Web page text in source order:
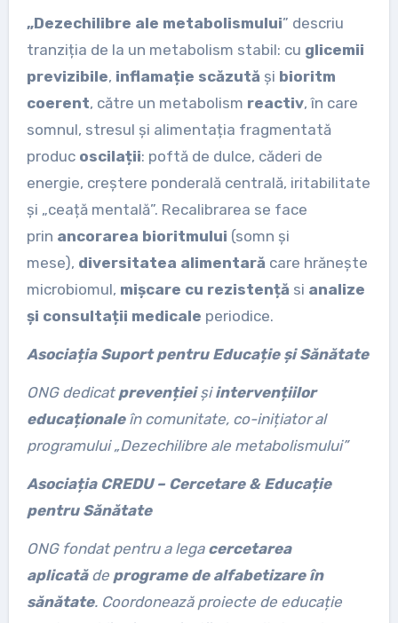
„Dezechilibre ale metabolismului” descriu
tranziția de la un metabolism stabil: cu glicemii
previzibile, inflamație scăzută și bioritm
coerent, către un metabolism reactiv, în care
somnul, stresul și alimentația fragmentată
produc oscilații: poftă de dulce, căderi de
energie, creștere ponderală centrală, iritabilitate
și „ceață mentală”. Recalibrarea se face
prin ancorarea bioritmului (somn și
mese), diversitatea alimentară care hrănește
microbiomul, mișcare cu rezistență si analize
și consultații medicale periodice.
Asociația Suport pentru Educație și Sănătate
ONG dedicat prevențieișiintervențiilor
educaționaleîn comunitate, co-inițiator al
programului „Dezechilibre ale metabolismului”
Asociația CREDU – Cercetare & Educație
pentru Sănătate
ONG fondat pentru a lega cercetarea
aplicatăde programe de alfabetizare în
sănătate. Coordonează proiecte de educație